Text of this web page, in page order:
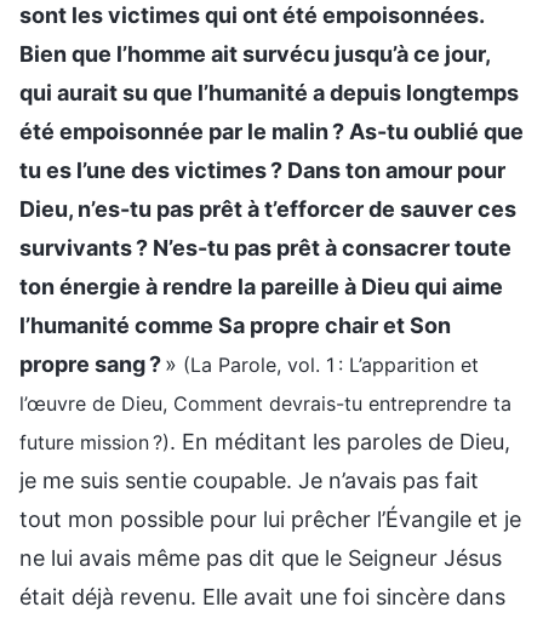
sont les victimes qui ont été empoisonnées.
Bien que l’homme ait survécu jusqu’à ce jour,
qui aurait su que l’humanité a depuis longtemps
été empoisonnée par le malin ? As-tu oublié que
tu es l’une des victimes ? Dans ton amour pour
Dieu, n’es-tu pas prêt à t’efforcer de sauver ces
survivants ? N’es-tu pas prêt à consacrer toute
ton énergie à rendre la pareille à Dieu qui aime
l’humanité comme Sa propre chair et Son
propre sang ?» (La Parole, vol. 1 : L’apparition et
l’œuvre de Dieu, Comment devrais-tu entreprendre ta
future mission ?). En méditant les paroles de Dieu,
je me suis sentie coupable. Je n’avais pas fait
tout mon possible pour lui prêcher l’Évangile et je
ne lui avais même pas dit que le Seigneur Jésus
était déjà revenu. Elle avait une foi sincère dans